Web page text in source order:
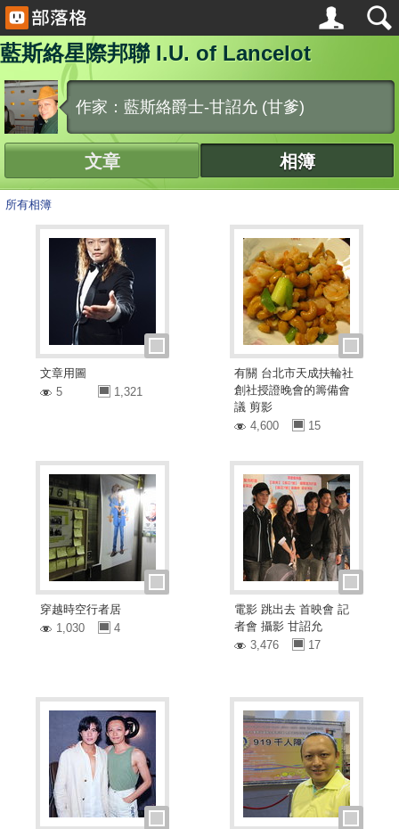
藍斯絡星際邦聯 I.U. of Lancelot
作家：藍斯絡爵士-甘詔允 (甘爹)
文章 相簿
所有相簿
文章用圖
5
1,321
有關 台北市天成扶輪社
創社授證晚會的籌備會
議 剪影
4,600
15
穿越時空行者居
1,030
4
電影 跳出去 首映會 記
者會 攝影 甘詔允
3,476
17